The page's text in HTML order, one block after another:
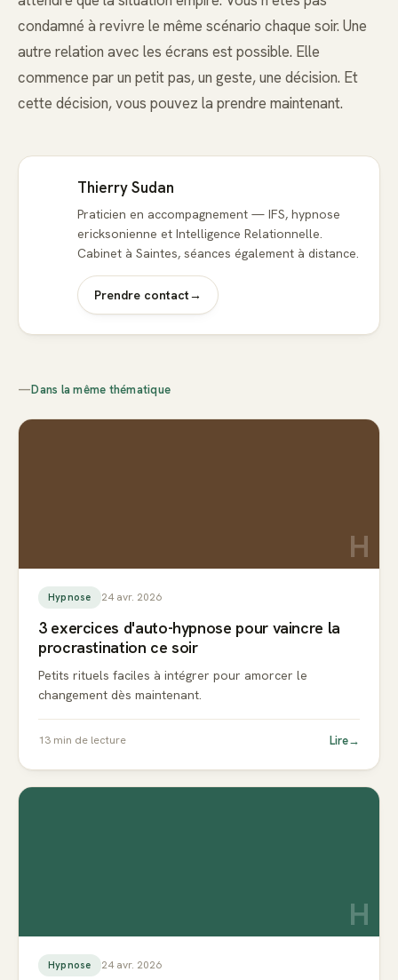
condamné à revivre le même scénario chaque soir. Une
autre relation avec les écrans est possible. Elle
commence par un petit pas, un geste, une décision. Et
cette décision, vous pouvez la prendre maintenant.
Thierry Sudan
Praticien en accompagnement — IFS, hypnose
ericksonienne et Intelligence Relationnelle.
Cabinet à Saintes, séances également à distance.
Prendre contact→
—Dans la même thématique
H
Hypnose 24 avr. 2026
3 exercices d'auto-hypnose pour vaincre la
procrastination ce soir
Petits rituels faciles à intégrer pour amorcer le
changement dès maintenant.
13 min de lecture Lire→
H
Hypnose 24 avr. 2026